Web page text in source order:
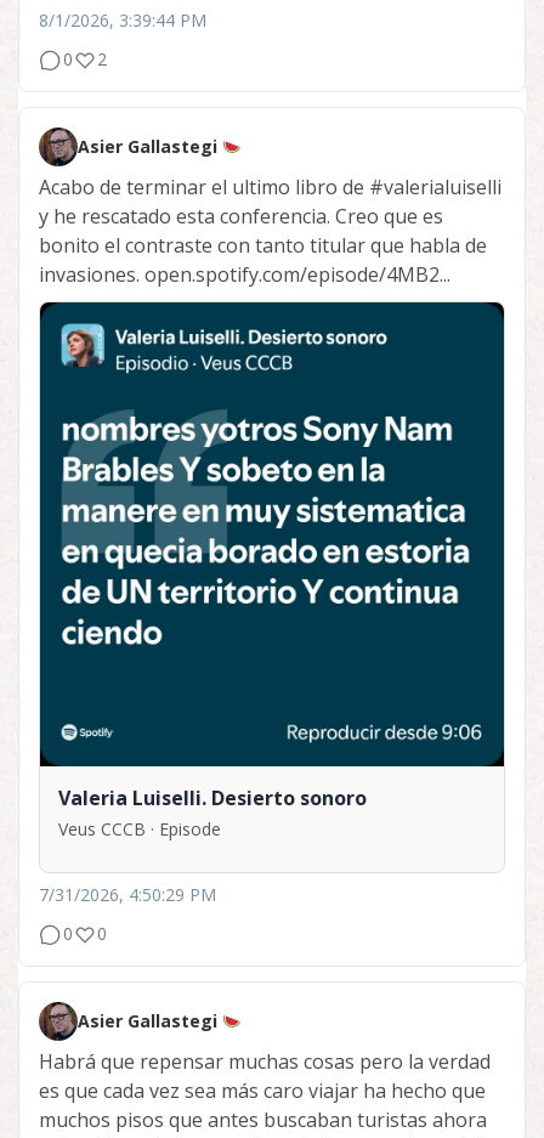
8/1/2026, 3:39:44 PM
0
2
Asier Gallastegi
Acabo de terminar el ultimo libro de #valerialuiselli
y he rescatado esta conferencia. Creo que es
bonito el contraste con tanto titular que habla de
invasiones. open.spotify.com/episode/4MB2...
Valeria Luiselli. Desierto sonoro
Veus CCCB · Episode
7/31/2026, 4:50:29 PM
0
0
Asier Gallastegi
Habrá que repensar muchas cosas pero la verdad
es que cada vez sea más caro viajar ha hecho que
muchos pisos que antes buscaban turistas ahora